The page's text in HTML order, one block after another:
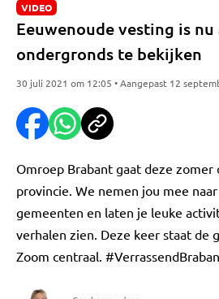
VIDEO
Eeuwenoude vesting is
ondergronds te bekijken
30 juli 2021 om 12:05 • Aangepast 12
Omroep Brabant gaat deze zomer
provincie. We nemen jou mee naar
gemeenten en laten je leuke
verhalen zien. Deze keer staat de
Zoom centraal.